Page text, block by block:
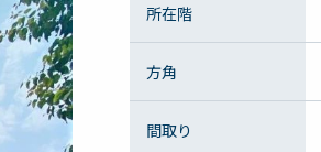
所在階
方角
間取り